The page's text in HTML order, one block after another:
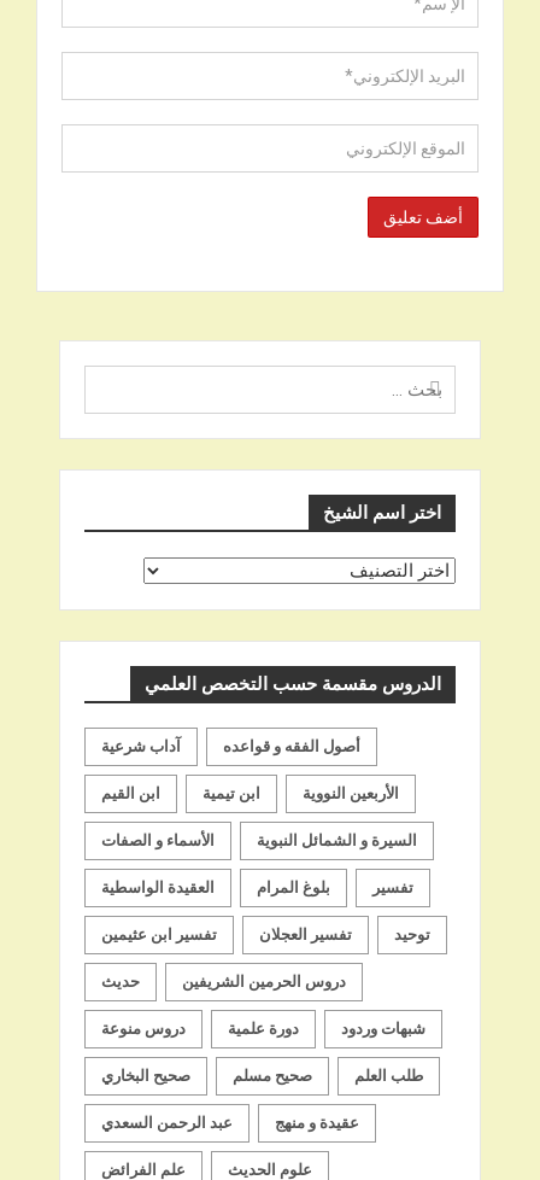
البحث
عن
اختر اسم الشيخ
اختر
الدروس مقسمة حسب التخصص العلمي
آداب شرعية أصول الفقه و قواعده
ابن القيم ابن تيمية الأربعين النووية
الأسماء و الصفات السيرة و الشمائل النبوية
العقيدة الواسطية بلوغ المرام تفسير
تفسير ابن عثيمين تفسير العجلان توحيد
حديث دروس الحرمين الشريفين
دروس منوعة دورة علمية شبهات وردود
صحيح البخاري صحيح مسلم طلب العلم
عبد الرحمن السعدي عقيدة و منهج
علم الفرائض علوم الحديث